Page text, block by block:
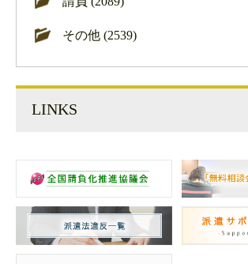
その他 (2539)
LINKS